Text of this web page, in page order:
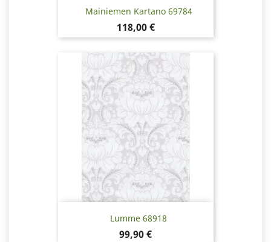
Mainiemen Kartano 69784
Hinta
118,00 €
Lumme 68918
Hinta
99,90 €